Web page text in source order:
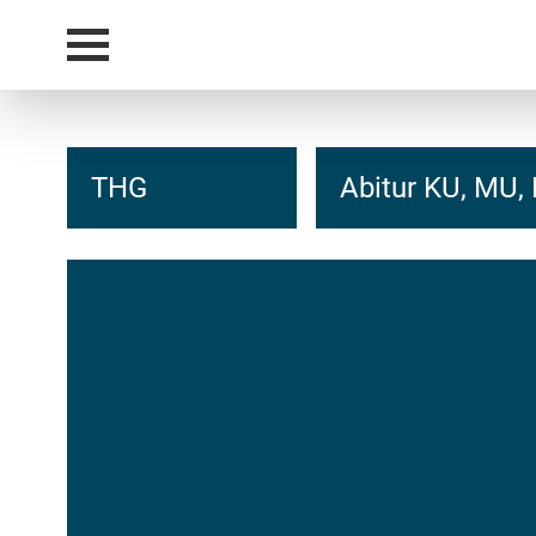
THG Abitur KU, MU,